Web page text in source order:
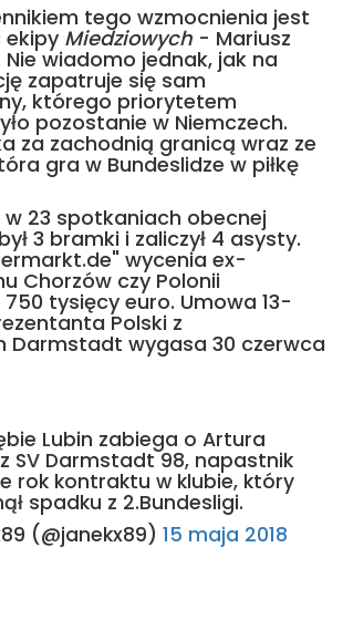
tego wzmocnienia jest
ekipy Miedziowych - Mariusz
Nie wiadomo jednak, jak na
zapatruje się sam
którego priorytetem
pozostanie w Niemczech.
za zachodnią granicą wraz ze
gra w Bundeslidze w piłkę
23 spotkaniach obecnej
3 bramki i zaliczył 4 asysty.
wycenia ex-
Chorzów czy Polonii
tysięcy euro. Umowa 13-
Polski z
Darmstadt wygasa 30 czerwca
Lubin zabiega o Artura
SV Darmstadt 98, napastnik
rok kontraktu w klubie, który
spadku z 2.Bundesligi.
(@janekx89) 15 maja 2018